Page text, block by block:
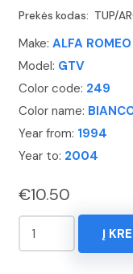
Prekės kodas: TUP/
Make: ALFA ROMEO
Model: GTV
Color code: 249
Color name:
Year from: 1994
Year to: 2004
€10.50
produkto
kiekis:
Į